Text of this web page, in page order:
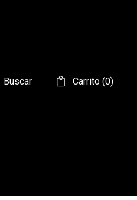
Carrito(0)
Buscar